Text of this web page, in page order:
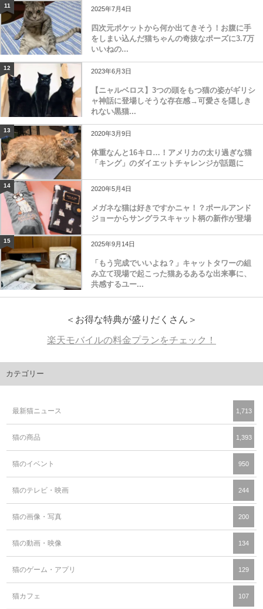
11 2025年7月4日
四次元ポケットから何か出てきそう！お腹に手
をしまい込んだ猫ちゃんの奇抜なポーズに3.7万
いいねの...
12 2023年6月3日
【ニャルベロス】3つの頭をもつ猫の姿がギリシ
ャ神話に登場しそうな存在感→可愛さを隠しき
れない黒猫...
13 2020年3月9日
体重なんと16キロ…！アメリカの太り過ぎな猫
「キング」のダイエットチャレンジが話題に
14 2020年5月4日
メガネな猫は好きですかニャ！？ポールアンド
ジョーからサングラスキャット柄の新作が登場
15 2025年9月14日
「もう完成でいいよね？」キャットタワーの組
み立て現場で起こった猫あるあるな出来事に、
共感するユー...
＜お得な特典が盛りだくさん＞
楽天モバイルの料金プランをチェック！
カテゴリー
最新猫ニュース 1,713
猫の商品 1,393
猫のイベント 950
猫のテレビ・映画 244
猫の画像・写真 200
猫の動画・映像 134
猫のゲーム・アプリ 129
猫カフェ 107